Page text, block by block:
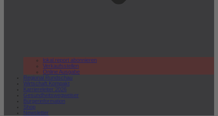
lokal.report abonnieren
Verkaufsstellen
Online Ausgabe
Regional Rundschau
Wirtschaft.Kompakt
Karriereleiter 2026
Gesundheitswegweiser
Bürgerinformation
Shop
Newsletter